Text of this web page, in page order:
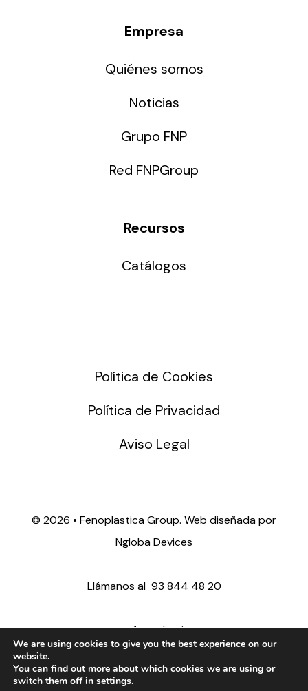
Empresa
Quiénes somos
Noticias
Grupo FNP
Red FNPGroup
Recursos
Catálogos
Política de Cookies
Política de Privacidad
Aviso Legal
© 2026 • Fenoplastica Group. Web diseñada por
Ngloba Devices
Llámanos al 93 844 48 20
ventas@fenoplastica.com
export@fenoplastica.com
We are using cookies to give you the best experience on our
website.
You can find out more about which cookies we are using or
switch them off in settings.